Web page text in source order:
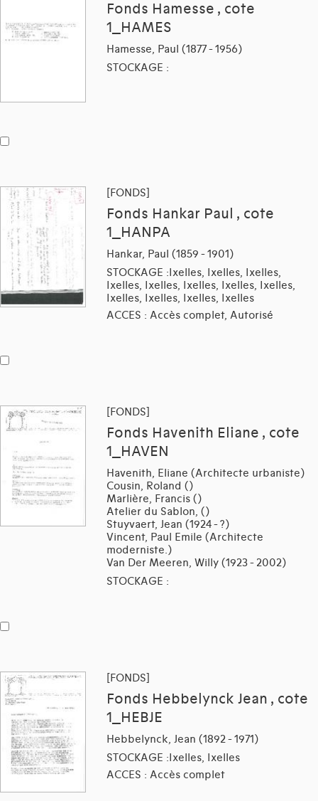
Fonds Hamesse , cote
1_HAMES
Hamesse, Paul (1877 - 1956)
STOCKAGE :
[FONDS]
Fonds Hankar Paul , cote
1_HANPA
Hankar, Paul (1859 - 1901)
STOCKAGE :Ixelles, Ixelles, Ixelles,
Ixelles, Ixelles, Ixelles, Ixelles, Ixelles,
Ixelles, Ixelles, Ixelles, Ixelles
ACCES : Accès complet, Autorisé
[FONDS]
Fonds Havenith Eliane , cote
1_HAVEN
Havenith, Eliane (Architecte urbaniste)
Cousin, Roland ()
Marlière, Francis ()
Atelier du Sablon, ()
Stuyvaert, Jean (1924 - ?)
Vincent, Paul Emile (Architecte
moderniste.)
Van Der Meeren, Willy (1923 - 2002)
STOCKAGE :
[FONDS]
Fonds Hebbelynck Jean , cote
1_HEBJE
Hebbelynck, Jean (1892 - 1971)
STOCKAGE :Ixelles, Ixelles
ACCES : Accès complet